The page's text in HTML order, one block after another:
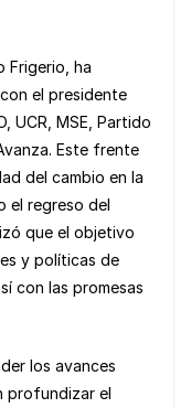
Frigerio, ha
el presidente
UCR, MSE, Partido
Este frente
del cambio en la
el regreso del
que el objetivo
y políticas de
con las promesas
los avances
profundizar el